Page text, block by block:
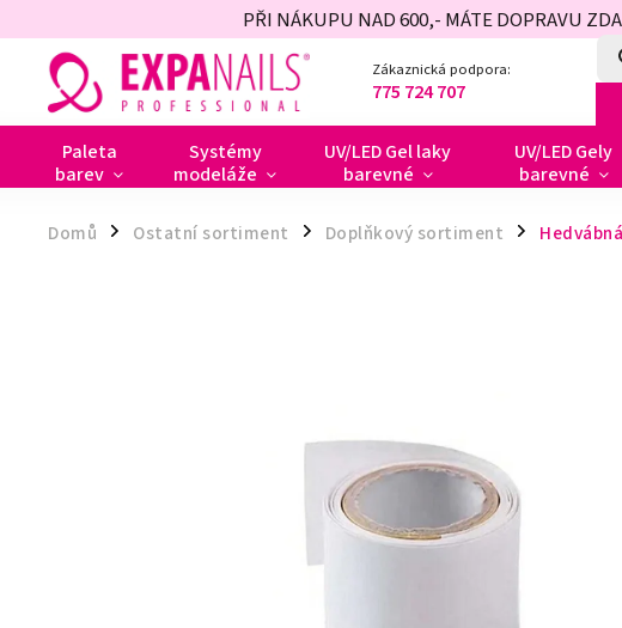
PŘI NÁKUPU NAD 600,- MÁTE DOPRAVU
Zákaznická podpora:
775 724 707
Paleta
barev
Systémy
modeláže
UV/LED Gel laky
barevné
UV/LED Gely
barevné
Domů / Ostatní sortiment / Doplňkový sortiment /